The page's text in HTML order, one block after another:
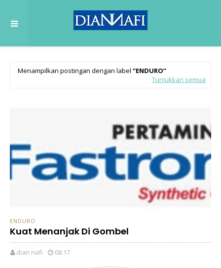
Menampilkan postingan dengan label
ENDURO
Tunjukkan semua
ENDURO
Kuat Menanjak Di Gombel
dian nafi 08.17